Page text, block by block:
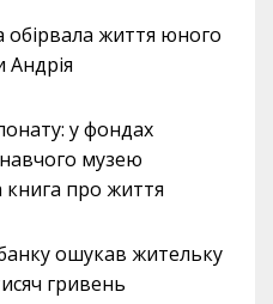
обірвала життя юного
у фондах
музею
книга про життя
ошукав жительку
гривень